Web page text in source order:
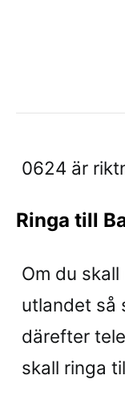
0624 är
Ringa till
Om du
utlandet så
därefter
skall ringa